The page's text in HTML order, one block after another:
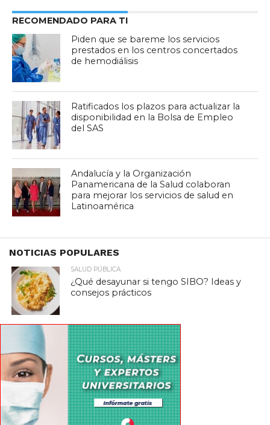
RECOMENDADO PARA TI
Piden que se bareme los servicios
prestados en los centros concertados
de hemodiálisis
Ratificados los plazos para actualizar la
disponibilidad en la Bolsa de Empleo
del SAS
Andalucía y la Organización
Panamericana de la Salud colaboran
para mejorar los servicios de salud en
Latinoamérica
NOTICIAS POPULARES
SALUD PÚBLICA
¿Qué desayunar si tengo SIBO? Ideas y
consejos prácticos